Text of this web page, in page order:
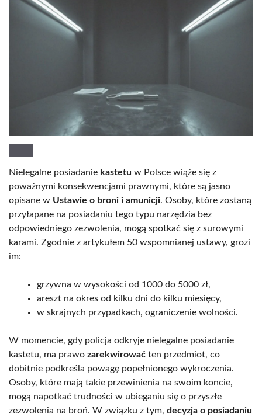
Nielegalne posiadanie kastetu w Polsce wiąże się z
poważnymi konsekwencjami prawnymi, które są jasno
opisane w Ustawie o broni i amunicji. Osoby, które zostaną
przyłapane na posiadaniu tego typu narzędzia bez
odpowiedniego zezwolenia, mogą spotkać się z surowymi
karami. Zgodnie z artykułem 50 wspomnianej ustawy, grozi
im:
grzywna w wysokości od 1000 do 5000 zł,
areszt na okres od kilku dni do kilku miesięcy,
w skrajnych przypadkach, ograniczenie wolności.
W momencie, gdy policja odkryje nielegalne posiadanie
kastetu, ma prawo zarekwirować ten przedmiot, co
dobitnie podkreśla powagę popełnionego wykroczenia.
Osoby, które mają takie przewinienia na swoim koncie,
mogą napotkać trudności w ubieganiu się o przyszłe
zezwolenia na broń. W związku z tym, decyzja o posiadaniu